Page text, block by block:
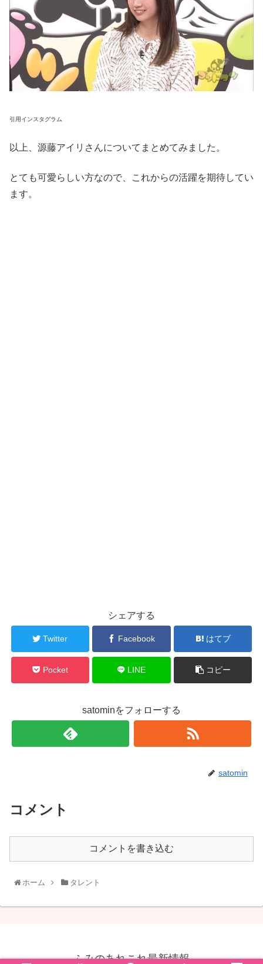
引用インスタグラム
以上、源藤アイリさんについてまとめてみました。
とても可愛らしい方なので、これからの活躍を期待してい
ます。
シェアする
Twitter Facebook はてブ
Pocket LINE コピー
satominをフォローする
satomin
コメント
コメントを書き込む
ホーム タレント
ふみのあれこれ最新情報